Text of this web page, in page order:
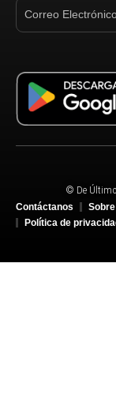
© De
Contáctanos
Política de